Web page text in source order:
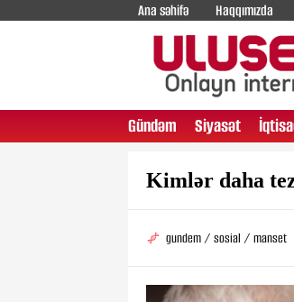
Ana səhifə Haqqımızda
Gündəm Siyasət
Kimlər daha
gundem / sosial / manset